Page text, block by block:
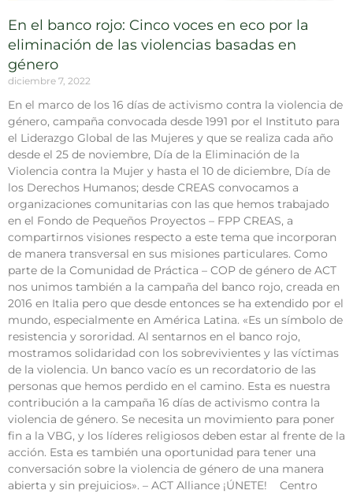
En el banco rojo: Cinco voces en eco por la
eliminación de las violencias basadas en
género
diciembre 7, 2022
En el marco de los 16 días de activismo contra la violencia de
género, campaña convocada desde 1991 por el Instituto para
el Liderazgo Global de las Mujeres y que se realiza cada año
desde el 25 de noviembre, Día de la Eliminación de la
Violencia contra la Mujer y hasta el 10 de diciembre, Día de
los Derechos Humanos; desde CREAS convocamos a
organizaciones comunitarias con las que hemos trabajado
en el Fondo de Pequeños Proyectos – FPP CREAS, a
compartirnos visiones respecto a este tema que incorporan
de manera transversal en sus misiones particulares. Como
parte de la Comunidad de Práctica – COP de género de ACT
nos unimos también a la campaña del banco rojo, creada en
2016 en Italia pero que desde entonces se ha extendido por el
mundo, especialmente en América Latina. «Es un símbolo de
resistencia y sororidad. Al sentarnos en el banco rojo,
mostramos solidaridad con los sobrevivientes y las víctimas
de la violencia. Un banco vacío es un recordatorio de las
personas que hemos perdido en el camino. Esta es nuestra
contribución a la campaña 16 días de activismo contra la
violencia de género. Se necesita un movimiento para poner
fin a la VBG, y los líderes religiosos deben estar al frente de la
acción. Esta es también una oportunidad para tener una
conversación sobre la violencia de género de una manera
abierta y sin prejuicios». – ACT Alliance ¡ÚNETE! Centro